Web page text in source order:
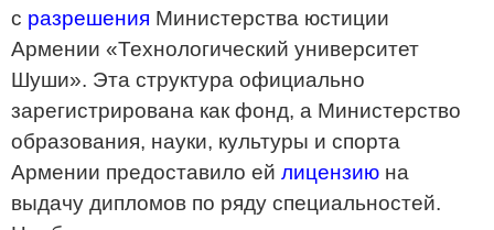
с разрешения Министерства юстиции
Армении «Технологический университет
Шуши». Эта структура официально
зарегистрирована как фонд, а Министерство
образования, науки, культуры и спорта
Армении предоставило ей лицензию на
выдачу дипломов по ряду специальностей.